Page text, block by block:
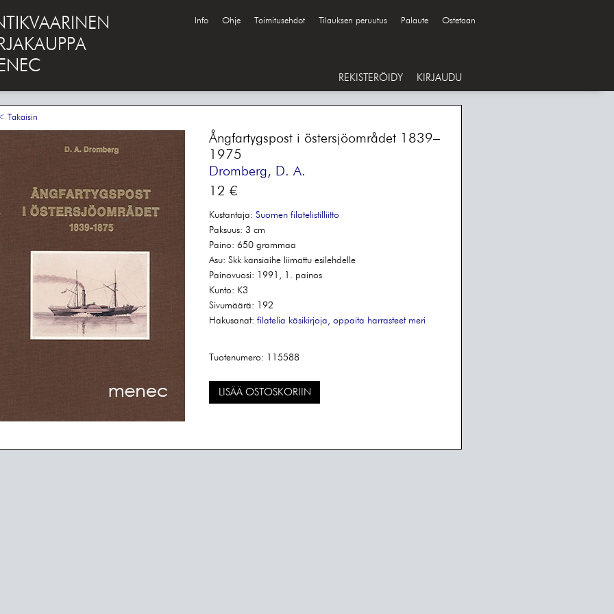
Info Ohje Toimitusehdot Tilauksen peruutus Palaute Ostetaan
REKISTERÖIDY KIRJAUDU
Takaisin
Ångfartygspost i östersjöområdet 1839–
1975
Dromberg, D. A.
12 €
Kustantaja: Suomen filatelistilliitto
Paksuus: 3 cm
Paino: 650 grammaa
Asu: Skk kansiaihe liimattu esilehdelle
Painovuosi: 1991, 1. painos
Kunto: K3
Sivumäärä: 192
Hakusanat: filatelia käsikirjoja, oppaita harrasteet meri
Tuotenumero: 115588
LISÄÄ OSTOSKORIIN